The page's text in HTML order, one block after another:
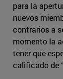
para la
nuevos
contrarios a
momento la
tener que
calificado de